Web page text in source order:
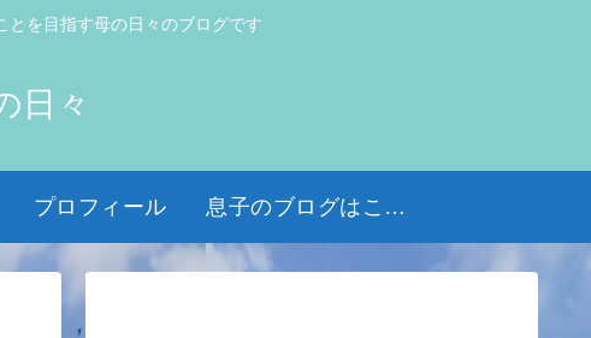
を目指す母の日々のブログです
日々
プロフィール 息子のブログはこちら